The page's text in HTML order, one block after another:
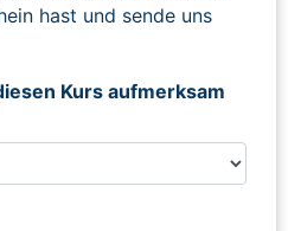
hast und sende uns
Kurs aufmerksam